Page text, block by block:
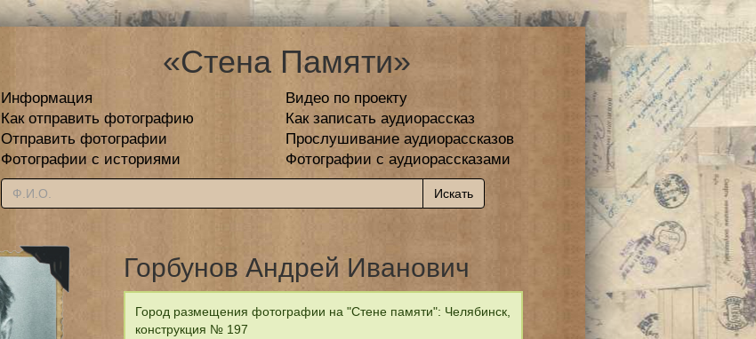
«Стена Памяти»
Информация
Видео по проекту
Как отправить фотографию
Как записать аудиорассказ
Отправить фотографии
Прослушивание аудиорассказов
Фотографии с историями
Фотографии с аудиорассказами
Горбунов Андрей Иванович
Город размещения фотографии на "Стене памяти": Челябинск,
конструкция № 197